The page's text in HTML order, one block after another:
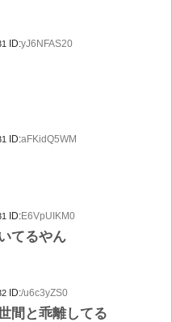
ID:yJ6NFAS20
ID:aFKidQ5WM
ID:E6VpUIKM0
てるやん
ID:/u6c3yZS0
間と乖離してる